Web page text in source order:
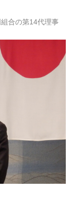
合の第14代理事